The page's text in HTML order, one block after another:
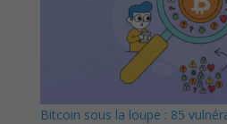
Bitcoin sous la loupe : 85